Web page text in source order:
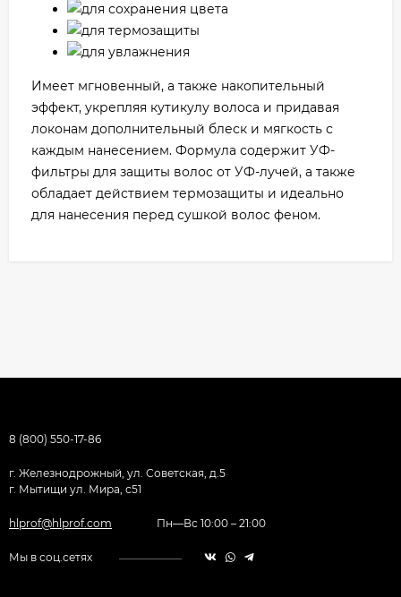
для сохранения цвета
для термозащиты
для увлажнения
Имеет мгновенный, а также накопительный
эффект, укрепляя кутикулу волоса и придавая
локонам дополнительный блеск и мягкость с
каждым нанесением. Формула содержит УФ-
фильтры для защиты волос от УФ-лучей, а также
обладает действием термозащиты и идеально
для нанесения перед сушкой волос феном.
8 (800) 550-17-86
г. Железнодрожный, ул. Советская, д.5
г. Мытищи ул. Мира, с51
hlprof@hlprof.com Пн—Вс 10:00 – 21:00
Мы в соц.сетях